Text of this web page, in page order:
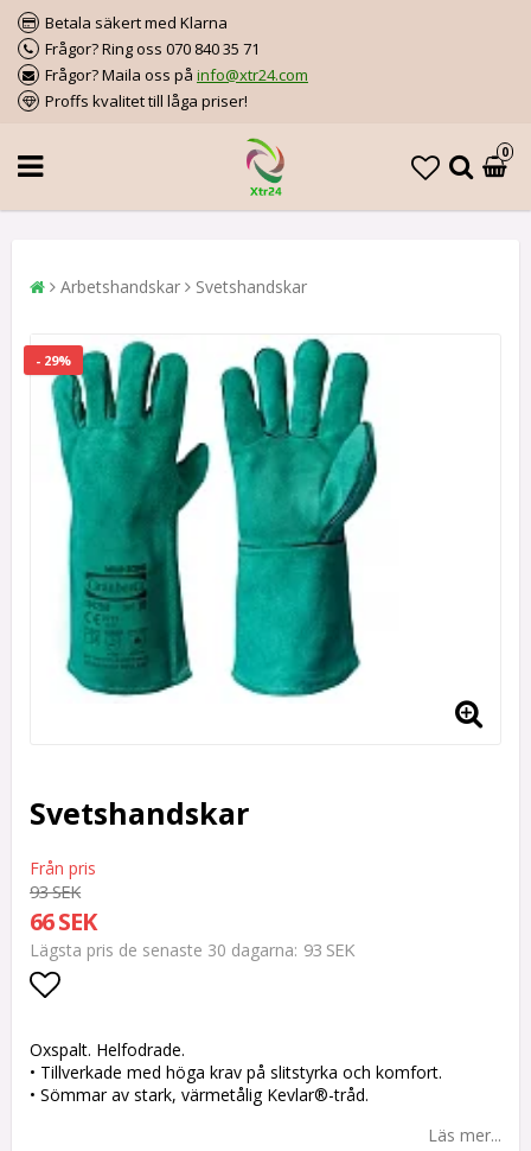
Betala säkert med Klarna
Frågor? Ring oss 070 840 35 71
Frågor? Maila oss på info@xtr24.com
Proffs kvalitet till låga priser!
0
Arbetshandskar Svetshandskar
- 29%
Svetshandskar
93 SEK
66 SEK
Lägsta pris de senaste 30 dagarna 93 SEK
Oxspalt. Helfodrade.
• Tillverkade med höga krav på slitstyrka och komfort.
• Sömmar av stark, värmetålig Kevlar®-tråd.
Läs mer...